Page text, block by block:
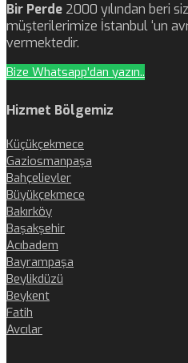
Bir Perde 2000 yılından beri
müşterilerimize İstanbul ‘un
vermektedir.
Bize Whatsapp'dan yazın..
Hizmet Bölgemiz
Küçükçekmece
Gaziosmanpaşa
Bahçelievler
Büyükçekmece
Bakırköy
Başakşehir
Acıbadem
Bayrampaşa
Beylikdüzü
Beykent
Fatih
Avcılar